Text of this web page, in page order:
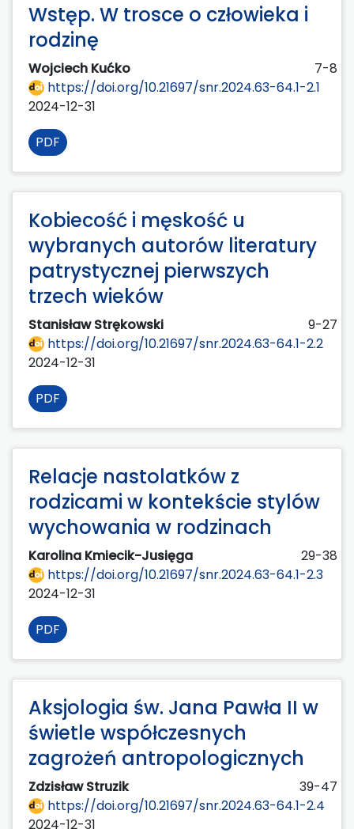
Wstęp. W trosce o człowieka i
rodzinę
Wojciech Kućko
7-8
https://doi.org/10.21697/snr.2024.63-64.1-2.1
2024-12-31
PDF
Kobiecość i męskość u
wybranych autorów literatury
patrystycznej pierwszych
trzech wieków
Stanisław Strękowski
9-27
https://doi.org/10.21697/snr.2024.63-64.1-2.2
2024-12-31
PDF
Relacje nastolatków z
rodzicami w kontekście stylów
wychowania w rodzinach
Karolina Kmiecik-Jusięga
29-38
https://doi.org/10.21697/snr.2024.63-64.1-2.3
2024-12-31
PDF
Aksjologia św. Jana Pawła II w
świetle współczesnych
zagrożeń antropologicznych
Zdzisław Struzik
39-47
https://doi.org/10.21697/snr.2024.63-64.1-2.4
2024-12-31